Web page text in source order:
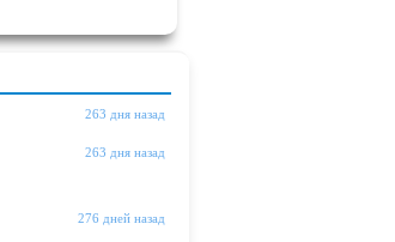
263 дня назад
263 дня назад
276 дней назад